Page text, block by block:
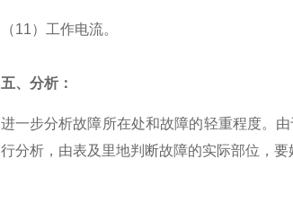
（11）工作电流。
五、分析：
进一步分析故障所在处和故障的轻重程度。
行分析，由表及里地判断故障的实际部位，要